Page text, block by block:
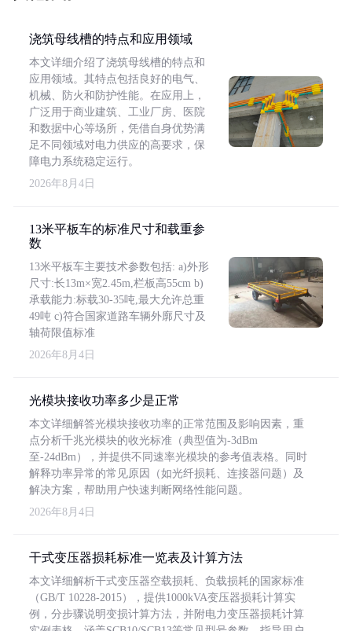
浇筑母线槽的特点和应用领域
本文详细介绍了浇筑母线槽的特点和
应用领域。其特点包括良好的电气、
机械、防火和防护性能。在应用上，
广泛用于商业建筑、工业厂房、医院
和数据中心等场所，凭借自身优势满
足不同领域对电力供应的高要求，保
障电力系统稳定运行。
2026年8月4日
13米平板车的标准尺寸和载重参
数
13米平板车主要技术参数包括: a)外形
尺寸:长13m×宽2.45m,栏板高55cm b)
承载能力:标载30-35吨,最大允许总重
49吨 c)符合国家道路车辆外廓尺寸及
轴荷限值标准
2026年8月4日
光模块接收功率多少是正常
本文详细解答光模块接收功率的正常范围及影响因素，重
点分析千兆光模块的收光标准（典型值为-3dBm
至-24dBm），并提供不同速率光模块的参考值表格。同时
解释功率异常的常见原因（如光纤损耗、连接器问题）及
解决方案，帮助用户快速判断网络性能问题。
2026年8月4日
干式变压器损耗标准一览表及计算方法
本文详细解析干式变压器空载损耗、负载损耗的国家标准
（GB/T 10228-2015），提供1000kVA变压器损耗计算实
例，分步骤说明变损计算方法，并附电力变压器损耗计算